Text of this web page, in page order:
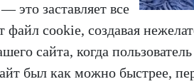
это заставляет все
файл cookie, создавая
сайта, когда
был как можно быстрее,